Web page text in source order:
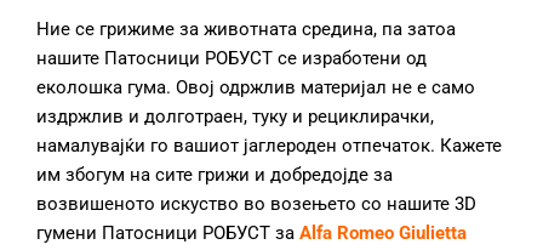
Ние се грижиме за животната средина, па затоа
нашите Патосници РОБУСТ се изработени од
еколошка гума. Овој одржлив материјал не е само
издржлив и долготраен, туку и рециклирачки,
намалувајќи го вашиот јаглероден отпечаток. Кажете
им збогум на сите грижи и добредојде за
возвишеното искуство во возењето со нашите 3D
гумени Патосници РОБУСТ за Alfa Romeo Giulietta